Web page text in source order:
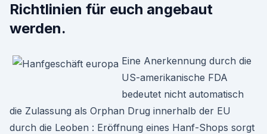
Richtlinien für euch angebaut
werden.
Eine Anerkennung durch die
US-amerikanische FDA
bedeutet nicht automatisch
die Zulassung als Orphan Drug innerhalb der EU
durch die Leoben : Eröffnung eines Hanf-Shops sorgt